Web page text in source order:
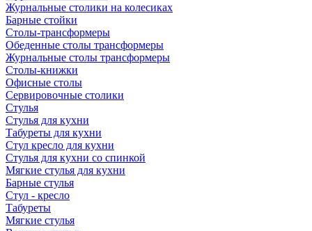
Журнальные столики на колесиках
Барные стойки
Столы-трансформеры
Обеденные столы трансформеры
Журнальные столы трансформеры
Столы-книжки
Офисные столы
Сервировочные столики
Стулья
Стулья для кухни
Табуреты для кухни
Стул кресло для кухни
Стулья для кухни со спинкой
Мягкие стулья для кухни
Барные стулья
Стул - кресло
Табуреты
Мягкие стулья